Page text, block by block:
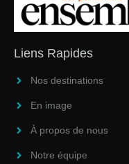
Liens Rapides
Nos destinations
En image
À propos de nous
Notre équipe